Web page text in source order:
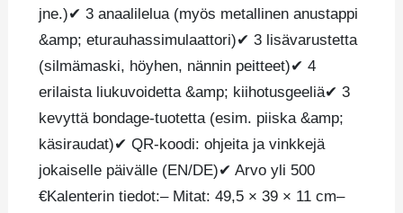
jne.)✔ 3 anaalilelua (myös metallinen anustappi
&amp; eturauhassimulaattori)✔ 3 lisävarustetta
(silmämaski, höyhen, nännin peitteet)✔ 4
erilaista liukuvoidetta &amp; kiihotusgeeliä✔ 3
kevyttä bondage-tuotetta (esim. piiska &amp;
käsiraudat)✔ QR-koodi: ohjeita ja vinkkejä
jokaiselle päivälle (EN/DE)✔ Arvo yli 500
€Kalenterin tiedot:– Mitat: 49,5 × 39 × 11 cm–